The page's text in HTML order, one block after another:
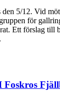
den 5/12. Vid
för
Ett förslag till
Foskros